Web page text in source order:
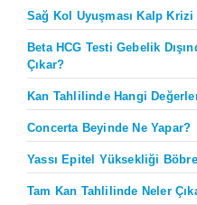
Sağ Kol Uyuşması Kalp
Beta HCG Testi Gebelik
Çıkar?
Kan Tahlilinde Hangi
Concerta Beyinde Ne Yapar?
Yassı Epitel Yüksekliği
Tam Kan Tahlilinde Neler